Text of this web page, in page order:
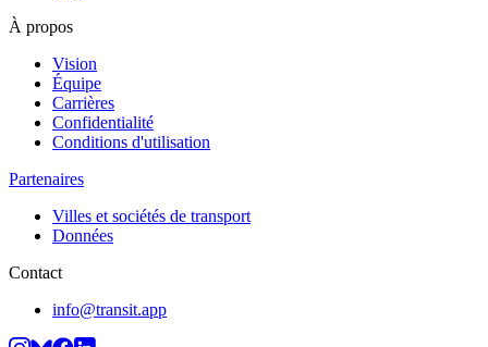
À propos
Vision
Équipe
Carrières
Confidentialité
Conditions d'utilisation
Partenaires
Villes et sociétés de transport
Données
Contact
info@transit.app